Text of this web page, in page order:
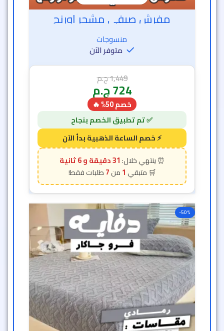
مفرش صيفي مشجر اورنج
منسوجات
متوفر الآن
1,449ج.م
724ج.م
خصم 50% 🔥
31 دقيقة و 2 ثانية
1
7
-50%